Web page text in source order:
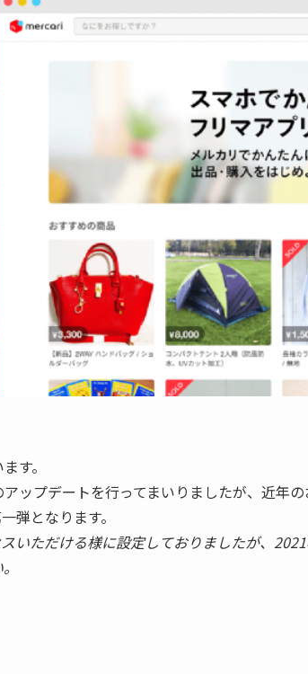
す。
ップデートを行ってまいりましたが、近年
弾となります。
いただける様に設定しておりましたが、